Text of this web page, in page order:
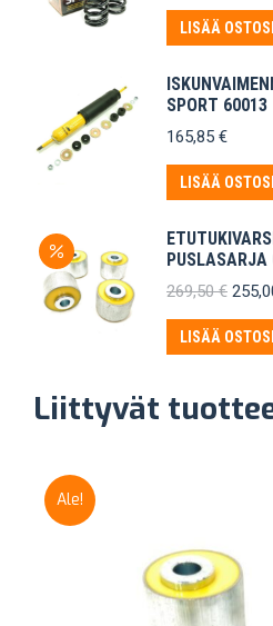
LISÄÄ
SPORT 60013
165,85 €
LISÄÄ
269,50€
oli:
LISÄÄ
Liittyvät
Ale!